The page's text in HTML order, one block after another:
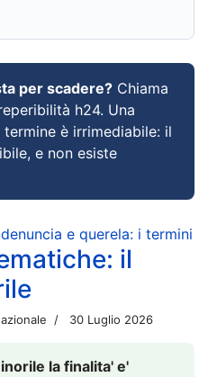
per scadere? Chiama
h24. Una
è irrimediabile: il
e non esiste
e querela: i termini
il
30 Luglio 2026
la finalita' e'